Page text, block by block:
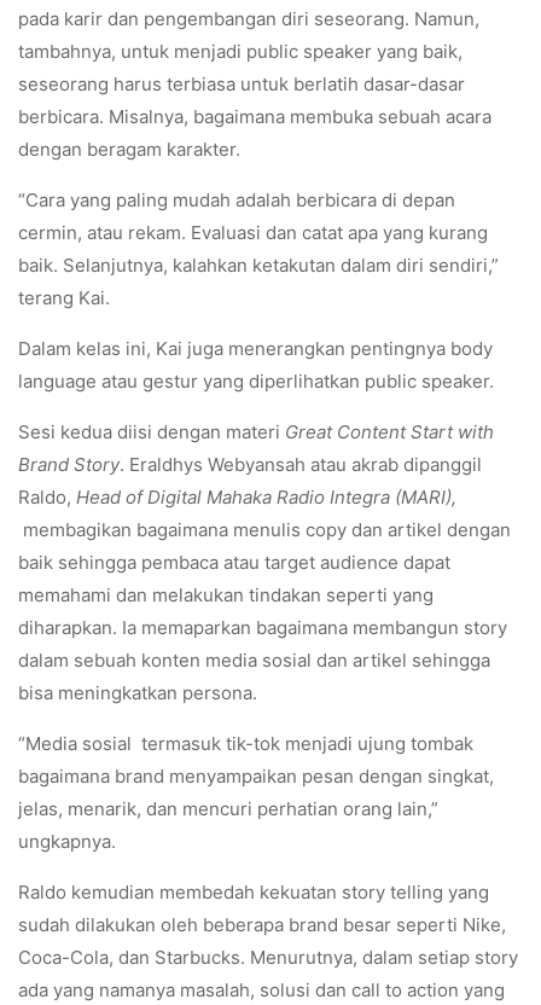
pada karir dan pengembangan diri seseorang. Namun,
tambahnya, untuk menjadi public speaker yang baik,
seseorang harus terbiasa untuk berlatih dasar-dasar
berbicara. Misalnya, bagaimana membuka sebuah acara
dengan beragam karakter.
“Cara yang paling mudah adalah berbicara di depan
cermin, atau rekam. Evaluasi dan catat apa yang kurang
baik. Selanjutnya, kalahkan ketakutan dalam diri sendiri,”
terang Kai.
Dalam kelas ini, Kai juga menerangkan pentingnya body
language atau gestur yang diperlihatkan public speaker.
Sesi kedua diisi dengan materi Great Content Start with
Brand Story. Eraldhys Webyansah atau akrab dipanggil
Raldo, Head of Digital Mahaka Radio Integra (MARI),
membagikan bagaimana menulis copy dan artikel dengan
baik sehingga pembaca atau target audience dapat
memahami dan melakukan tindakan seperti yang
diharapkan. Ia memaparkan bagaimana membangun story
dalam sebuah konten media sosial dan artikel sehingga
bisa meningkatkan persona.
“Media sosial termasuk tik-tok menjadi ujung tombak
bagaimana brand menyampaikan pesan dengan singkat,
jelas, menarik, dan mencuri perhatian orang lain,”
ungkapnya.
Raldo kemudian membedah kekuatan story telling yang
sudah dilakukan oleh beberapa brand besar seperti Nike,
Coca-Cola, dan Starbucks. Menurutnya, dalam setiap story
ada yang namanya masalah, solusi dan call to action yang